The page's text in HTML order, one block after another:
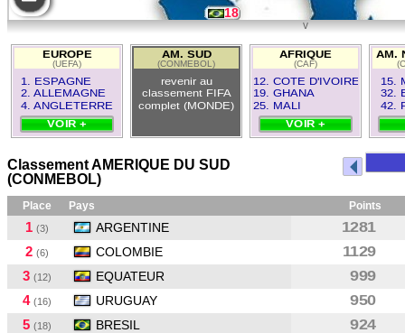
v
16
18
EUROPE
(UEFA)
1. ESPAGNE
2. ALLEMAGNE
4. ANGLETERRE
VOIR +
AM. SUD
(CONMEBOL)
revenir au
classement FIFA
complet (MONDE)
AFRIQUE
(CAF)
12. COTE D'IVOIRE
19. GHANA
25. MALI
VOIR +
AM.
15.
32.
42.
Classement AMERIQUE DU SUD
(CONMEBOL)
Place Pays Points
1 (3) ARGENTINE
1281
2 (6) COLOMBIE
1129
3 (12) EQUATEUR
999
4 (16) URUGUAY
950
5 (18) BRESIL
924